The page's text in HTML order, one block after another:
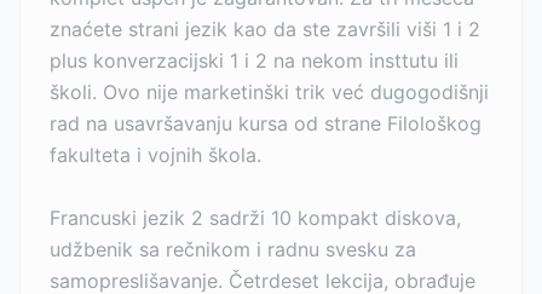
znaćete strani jezik kao da ste završili viši 1 i 2
plus konverzacijski 1 i 2 na nekom insttutu ili
školi. Ovo nije marketinški trik već dugogodišnji
rad na usavršavanju kursa od strane Filološkog
fakulteta i vojnih škola.
Francuski jezik 2 sadrži 10 kompakt diskova,
udžbenik sa rečnikom i radnu svesku za
samopreslišavanje. Četrdeset lekcija, obrađuje